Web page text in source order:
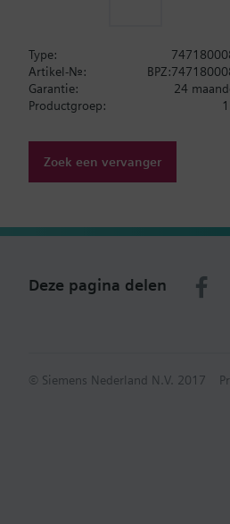
Type:
Artikel-Nr.:
Garantie:
24
Productgroep:
Zoek een vervanger
Deze pagina delen
© Siemens Nederland N.V. 2017